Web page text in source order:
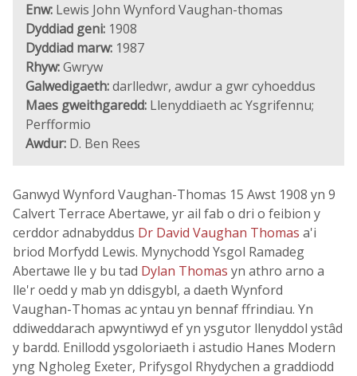
Enw: Lewis John Wynford Vaughan-thomas
Dyddiad geni: 1908
Dyddiad marw: 1987
Rhyw:Gwryw
Galwedigaeth:darlledwr, awdur a gwr cyhoeddus
Maes gweithgaredd: Llenyddiaeth ac Ysgrifennu;
Perfformio
Awdur: D. Ben Rees
Ganwyd Wynford Vaughan-Thomas 15 Awst 1908 yn 9
Calvert Terrace Abertawe, yr ail fab o dri o feibion y
cerddor adnabyddus Dr David Vaughan Thomas a'i
briod Morfydd Lewis. Mynychodd Ysgol Ramadeg
Abertawe lle y bu tad Dylan Thomas yn athro arno a
lle'r oedd y mab yn ddisgybl, a daeth Wynford
Vaughan-Thomas ac yntau yn bennaf ffrindiau. Yn
ddiweddarach apwyntiwyd ef yn ysgutor llenyddol ystâd
y bardd. Enillodd ysgoloriaeth i astudio Hanes Modern
yng Ngholeg Exeter, Prifysgol Rhydychen a graddiodd